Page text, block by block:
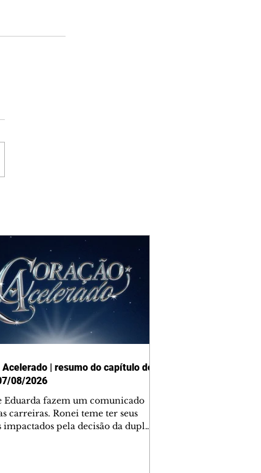
| resumo do capítulo de
08/2026
Eduarda fazem um comunicado
carreiras. Ronei teme ter seus
impactados pela decisão da dupla.